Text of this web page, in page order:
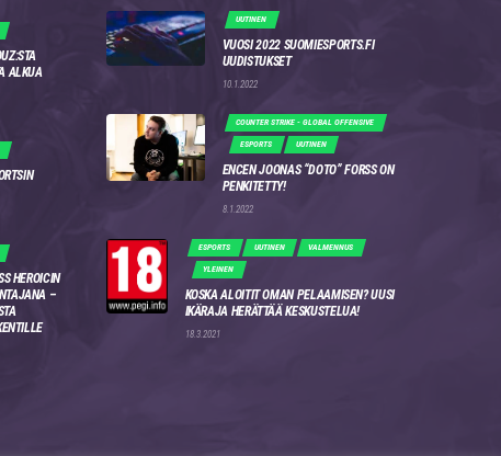
ALKUA
HEROICIN
–
UUTINEN
VUOSI 2022 SUOMIESPORTS.FI
UUDISTUKSET
10.1.2022
COUNTER STRIKE - GLOBAL OFFENSIVE
ESPORTS UUTINEN
ENCEN JOONAS “DOTO” FORSS ON
PENKITETTY!
8.1.2022
ESPORTS UUTINEN VALMENNUS
YLEINEN
KOSKA ALOITIT OMAN PELAAMISEN? UUSI
IKÄRAJA HERÄTTÄÄ KESKUSTELUA!
18.3.2021